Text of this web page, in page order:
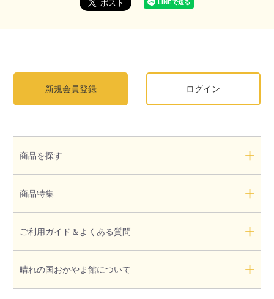
新規会員登録 ログイン
商品を探す
商品特集
ご利用ガイド＆よくある質問
晴れの国おかやま館について